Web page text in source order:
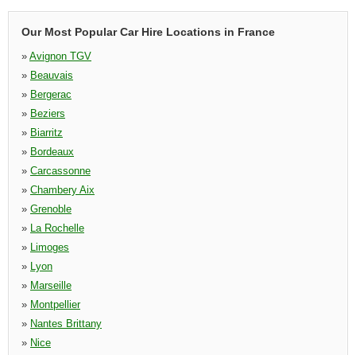
Our Most Popular Car Hire Locations in France
» Avignon TGV
» Beauvais
» Bergerac
» Beziers
» Biarritz
» Bordeaux
» Carcassonne
» Chambery Aix
» Grenoble
» La Rochelle
» Limoges
» Lyon
» Marseille
» Montpellier
» Nantes Brittany
» Nice